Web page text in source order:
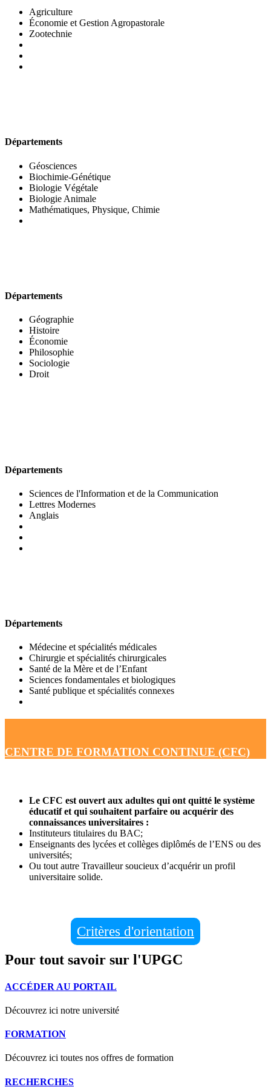
Agriculture
Économie et Gestion Agropastorale
Zootechnie
Départements
Géosciences
Biochimie-Génétique
Biologie Végétale
Biologie Animale
Mathématiques, Physique, Chimie
Départements
Géographie
Histoire
Économie
Philosophie
Sociologie
Droit
Départements
Sciences de l'Information et de la Communication
Lettres Modernes
Anglais
Départements
Médecine et spécialités médicales
Chirurgie et spécialités chirurgicales
Santé de la Mère et de l’Enfant
Sciences fondamentales et biologiques
Santé publique et spécialités connexes
CENTRE DE FORMATION CONTINUE (CFC)
Le CFC est ouvert aux adultes qui ont quitté le système
éducatif et qui souhaitent parfaire ou acquérir des
connaissances universitaires :
Instituteurs titulaires du BAC;
Enseignants des lycées et collèges diplômés de l’ENS ou des
universités;
Ou tout autre Travailleur soucieux d’acquérir un profil
universitaire solide.
Critères d'orientation
Pour tout savoir sur l'UPGC
ACCÉDER AU PORTAIL
Découvrez ici notre université
FORMATION
Découvrez ici toutes nos offres de formation
RECHERCHES